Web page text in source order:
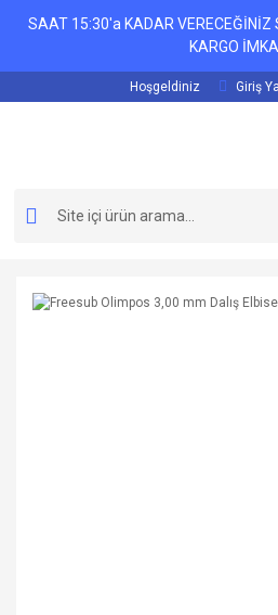
SAAT 15:30'a KADAR VERECEĞİNİZ
KARGO
Hoşgeldiniz Giriş